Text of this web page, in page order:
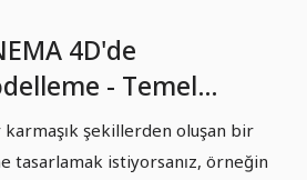
4D'de
- Temel
Bölüm 03 -
karmaşık şekillerden oluşan bir
tasarlamak istiyorsanız, örneğin